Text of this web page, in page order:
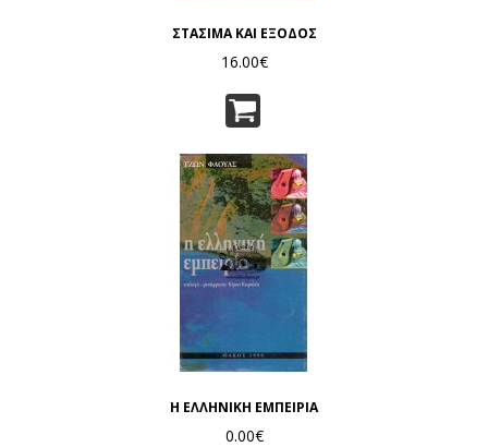
ΣΤΑΣΙΜΑ ΚΑΙ ΕΞΟΔΟΣ
16.00€
Η ΕΛΛΗΝΙΚΗ ΕΜΠΕΙΡΙΑ
0.00€